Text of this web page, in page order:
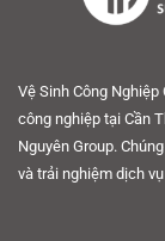
Vệ Sinh Công
công nghiệp tại Cần
Nguyên Group.
và trải nghiệm dịch